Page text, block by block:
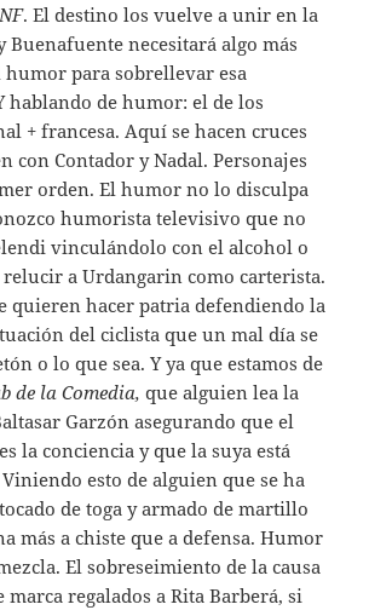
. El destino los vuelve a unir en la
Buenafuente necesitará algo más
para sobrellevar esa
hablando de humor: el de los
+ francesa. Aquí se hacen cruces
con Contador y Nadal. Personajes
orden. El humor no lo disculpa
humorista televisivo que no
vinculándolo con el alcohol o
relucir a Urdangarin como carterista.
quieren hacer patria defendiendo la
del ciclista que un mal día se
o lo que sea. Y ya que estamos de
de la Comedia, que alguien lea la
Garzón asegurando que el
la conciencia y que la suya está
esto de alguien que se ha
de toga y armado de martillo
más a chiste que a defensa. Humor
El sobreseimiento de la causa
marca regalados a Rita Barberá, si